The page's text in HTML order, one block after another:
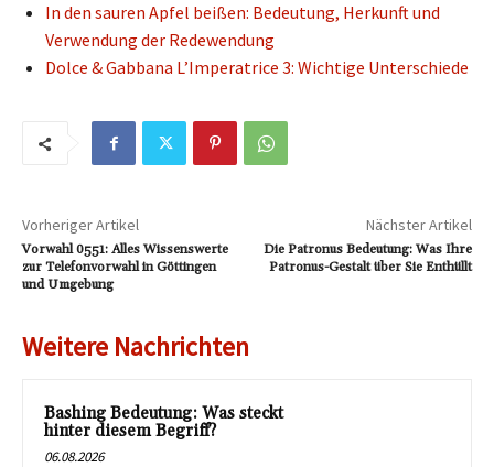
In den sauren Apfel beißen: Bedeutung, Herkunft und
Verwendung der Redewendung
Dolce & Gabbana L’Imperatrice 3: Wichtige Unterschiede
Vorheriger Artikel
Vorwahl 0551: Alles Wissenswerte
zur Telefonvorwahl in Göttingen
und Umgebung
Nächster Artikel
Die Patronus Bedeutung: Was Ihre
Patronus-Gestalt über Sie Enthüllt
Weitere Nachrichten
Bashing Bedeutung: Was steckt
hinter diesem Begriff?
06.08.2026